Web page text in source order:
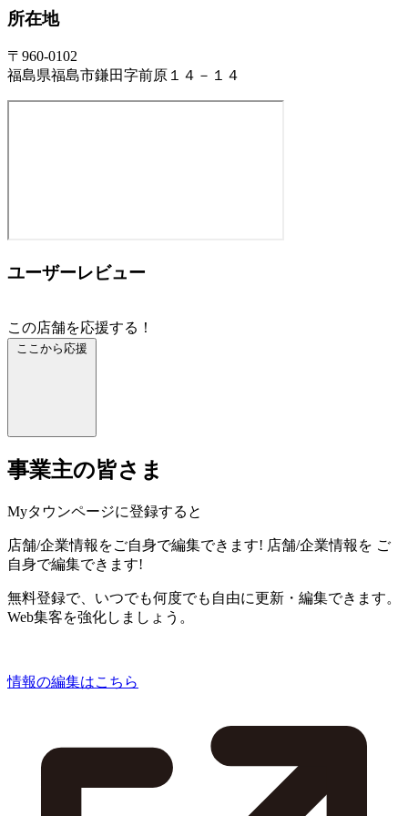
所在地
〒960-0102
福島県福島市鎌田字前原１４－１４
ユーザーレビュー
この店舗を応援する！
ここから応援
事業主の皆さま
Myタウンページに登録すると
店舗/企業情報をご自身で編集できます! 店舗/企業情報を ご
自身で編集できます!
無料登録で、いつでも何度でも自由に更新・編集できます。
Web集客を強化しましょう。
情報の編集はこちら